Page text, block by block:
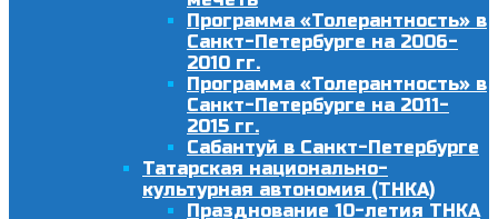
Программа «Толерантность» в
Санкт-Петербурге на 2006-
2010 гг.
Программа «Толерантность» в
Санкт-Петербурге на 2011-
2015 гг.
Сабантуй в Санкт-Петербурге
Татарская национально-
культурная автономия (ТНКА)
Празднование 10-летия ТНКА